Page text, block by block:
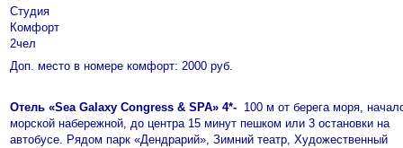
Студия
Комфорт
2чел
Доп. место в номере комфорт: 2000 руб.
Отель «Sea Galaxy Congress & SPA» 4*- 100 м от берега моря,
морской набережной, до центра 15 минут пешком или 3 остановки на
автобусе. Рядом парк «Дендрарий», Зимний театр, Художественный